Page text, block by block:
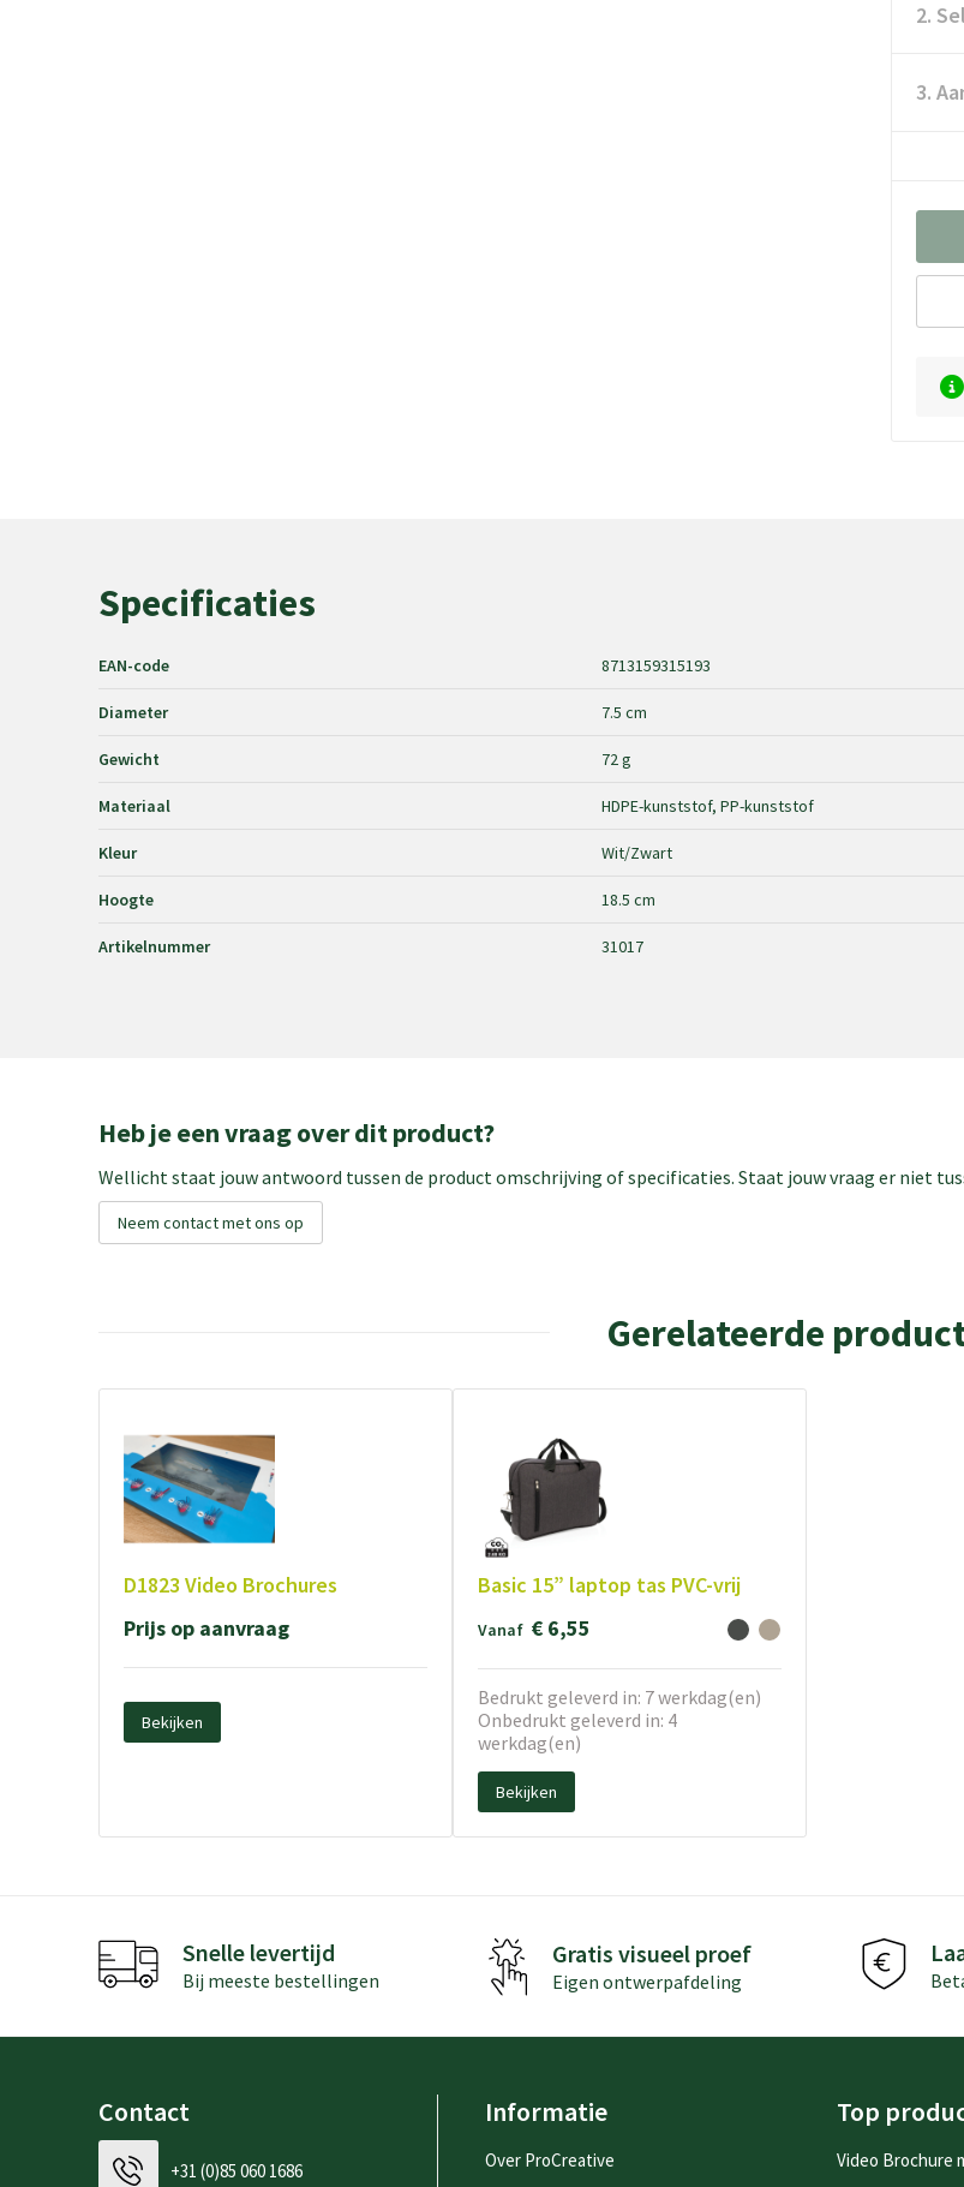
2.
3.
Specificaties
EAN-code 8713159315193
Diameter 7.5 cm
Gewicht 72 g
Materiaal HDPE-kunststof, PP-kunststof
Kleur Wit/Zwart
Hoogte 18.5 cm
Artikelnummer 31017
Heb je een vraag over dit product?
Wellicht staat jouw antwoord tussen de product omschrijving of specificaties. Staat jouw vraag er niet
Neem contact met ons op
Gerelateerde
D1823 Video Brochures
Prijs op aanvraag
Bekijken
Basic 15” laptop tas PVC-vrij
Vanaf € 6,55
Bedrukt geleverd in: 7 werkdag(en)
Onbedrukt geleverd in: 4
werkdag(en)
Bekijken
Snelle levertijd
Bij meeste bestellingen
Gratis visueel proef
Eigen ontwerpafdeling
Contact
+31 (0)85 060 1686
Informatie
Over ProCreative
Top
Video Brochure